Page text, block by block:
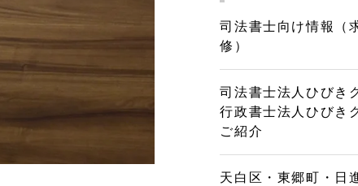
司法書士向け情報（
修）
司法書士法人ひびき
行政書士法人ひびき
ご紹介
天白区・東郷町・日